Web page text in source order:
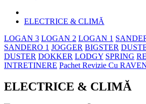
ELECTRICE & CLIMĂ
LOGAN 3 LOGAN 2 LOGAN 1
SANDERO 1 JOGGER BIGSTER
DUSTER DOKKER LODGY SPRING
INTRETINERE Pachet Revizie Cu
ELECTRICE & CLIMĂ